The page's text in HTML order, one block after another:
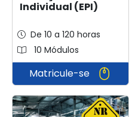
Individual (EPI)
De 10 a 120 horas
10 Módulos
Matricule-se